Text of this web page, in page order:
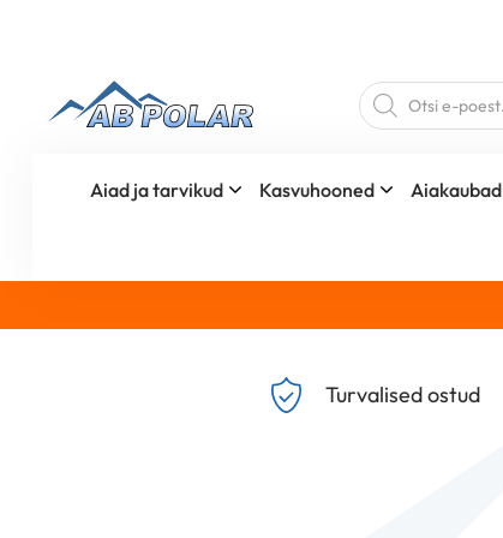
Products
search
Aiad ja tarvikud Kasvuhooned Aiakaubad
Turvalised ostud